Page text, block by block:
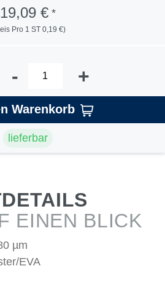
19,09 €*
Pro 1 ST 0,19 €)
- +
Warenkorb
lieferbar
EINEN BLICK
µm
EVA